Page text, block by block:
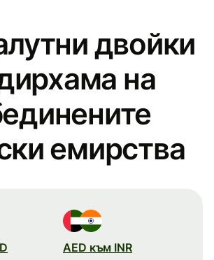
двойки
на
емирства
AED към INR